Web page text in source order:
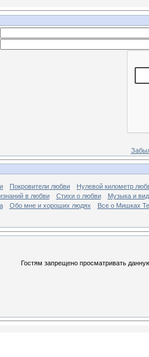
Покровители любви
Нулевой километр
в любви Стихи о любви
Музыка и
Обо мне и хороших людях Все о Мишках
Гостям запрещено просматривать